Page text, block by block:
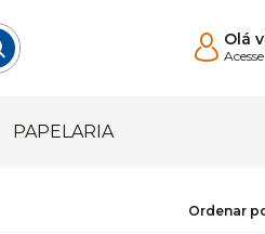
Olá
PAPELARIA
Ordenar